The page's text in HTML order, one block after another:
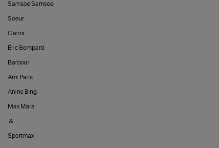
Samsoe Samsoe
Soeur
Ganni
Éric Bompard
Barbour
Ami Paris
Anine Bing
Max Mara
&
Sportmax